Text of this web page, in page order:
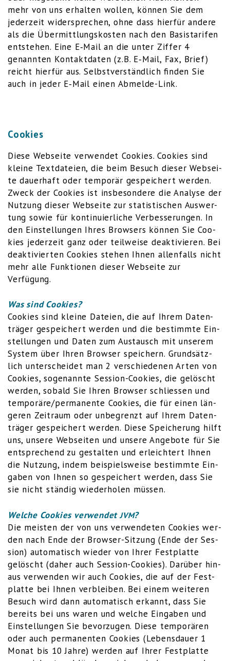
mehr von uns erhal­ten wol­len, kön­nen Sie dem
jeder­zeit wider­spre­chen, ohne dass hier­für ande­re
als die Über­mitt­lungs­kos­ten nach den Basis­ta­ri­fen
ent­ste­hen. Eine E‑Mail an die unter Zif­fer 4
genann­ten Kon­takt­da­ten (z.B. E‑Mail, Fax, Brief)
reicht hier­für aus. Selbst­ver­ständ­lich fin­den Sie
auch in jeder E‑Mail einen Abmelde-Link.
Cookies
Die­se Web­sei­te ver­wen­det Coo­kies. Coo­kies sind
klei­ne Text­da­tei­en, die beim Besuch die­ser Web­sei­
te dau­er­haft oder tem­po­rär gespei­chert wer­den.
Zweck der Coo­kies ist ins­be­son­de­re die Ana­ly­se der
Nut­zung die­ser Web­sei­te zur sta­tis­ti­schen Aus­wer­
tung sowie für kon­ti­nu­ier­li­che Ver­bes­se­run­gen. In
den Ein­stel­lun­gen Ihres Brow­sers kön­nen Sie Coo­
kies jeder­zeit ganz oder teil­wei­se deak­ti­vie­ren. Bei
deak­ti­vier­ten Coo­kies ste­hen Ihnen allen­falls nicht
mehr alle Funk­tio­nen die­ser Web­sei­te zur
Verfügung.
Was sind Cookies?
Coo­kies sind klei­ne Datei­en, die auf Ihrem Daten­
trä­ger gespei­chert wer­den und die bestimm­te Ein­
stel­lun­gen und Daten zum Aus­tausch mit unse­rem
Sys­tem über Ihren Brow­ser spei­chern. Grund­sätz­
lich unter­schei­det man 2 ver­schie­de­nen Arten von
Coo­kies, soge­nann­te Ses­si­on-Coo­kies, die gelöscht
wer­den, sobald Sie Ihren Brow­ser schlies­sen und
temporäre/permanente Coo­kies, die für einen län­
ge­ren Zeit­raum oder unbe­grenzt auf Ihrem Daten­
trä­ger gespei­chert wer­den. Die­se Spei­che­rung hilft
uns, unse­re Web­sei­ten und unse­re Ange­bo­te für Sie
ent­spre­chend zu gestal­ten und erleich­tert Ihnen
die Nut­zung, indem bei­spiels­wei­se bestimm­te Ein­
ga­ben von Ihnen so gespei­chert wer­den, dass Sie
sie nicht stän­dig wie­der­ho­len müssen.
Wel­che Coo­kies ver­wen­detJVM?
Die meis­ten der von uns ver­wen­de­ten Coo­kies wer­
den nach Ende der Brow­ser-Sit­zung (Ende der Ses­
si­on) auto­ma­tisch wie­der von Ihrer Fest­plat­te
gelöscht (daher auch Ses­si­on-Coo­kies). Dar­über hin­
aus ver­wen­den wir auch Coo­kies, die auf der Fest­
plat­te bei Ihnen ver­blei­ben. Bei einem wei­te­ren
Besuch wird dann auto­ma­tisch erkannt, dass Sie
bereits bei uns waren und wel­che Ein­ga­ben und
Ein­stel­lun­gen Sie bevor­zu­gen. Die­se tem­po­rä­ren
oder auch per­ma­nen­ten Coo­kies (Lebens­dau­er 1
Monat bis 10 Jah­re) wer­den auf Ihrer Fest­plat­te